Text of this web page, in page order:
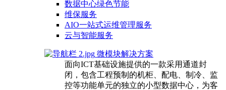
数据中心绿色节能
维保服务
AIO一站式运维管理服务
云与智能服务
微模块解决方案
面向ICT基础设施提供的一款采用通道封
闭，包含工程预制的机柜、配电、制冷、监
控等功能单元的独立的小型数据中心，为客